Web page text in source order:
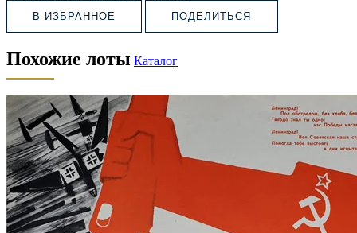
В ИЗБРАННОЕ ПОДЕЛИТЬСЯ
Похожие лоты Каталог